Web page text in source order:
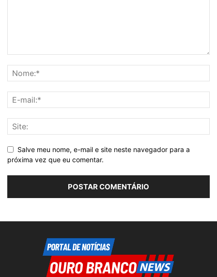
Salve meu nome, e-mail e site neste navegador para a
próxima vez que eu comentar.